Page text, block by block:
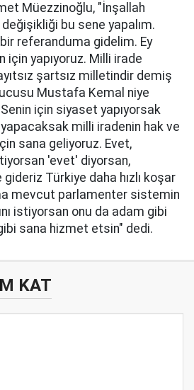
Müezzinoğlu, "İnşallah
değişikliği bu sene yapalım.
referanduma gidelim. Ey
yapıyoruz. Milli irade
şartsız milletindir demiş
Mustafa Kemal niye
için siyaset yapıyorsak
milli iradenin hak ve
sana geliyoruz. Evet,
'evet' diyorsan,
Türkiye daha hızlı koşar
mevcut parlamenter sistemin
istiyorsan onu da adam gibi
sana hizmet etsin" dedi.
KAT